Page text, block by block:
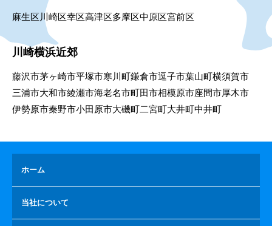
麻生区 川崎区幸区高津区多摩区中原区宮前区
川崎横浜近郊
藤沢市茅ヶ崎市平塚市寒川町鎌倉市逗子市葉山町横須賀市
三浦市大和市綾瀬市海老名市町田市相模原市座間市厚木市
伊勢原市秦野市小田原市大磯町二宮町大井町中井町
ホーム
当社について